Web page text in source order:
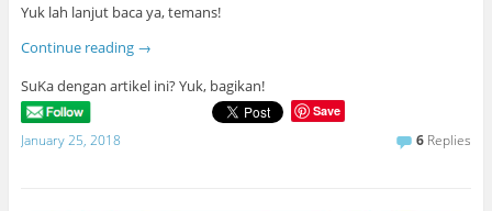
Yuk lah lanjut baca ya, temans!
Continue reading →
SuKa dengan artikel ini? Yuk, bagikan!
Save
January 25, 2018 6 Replies